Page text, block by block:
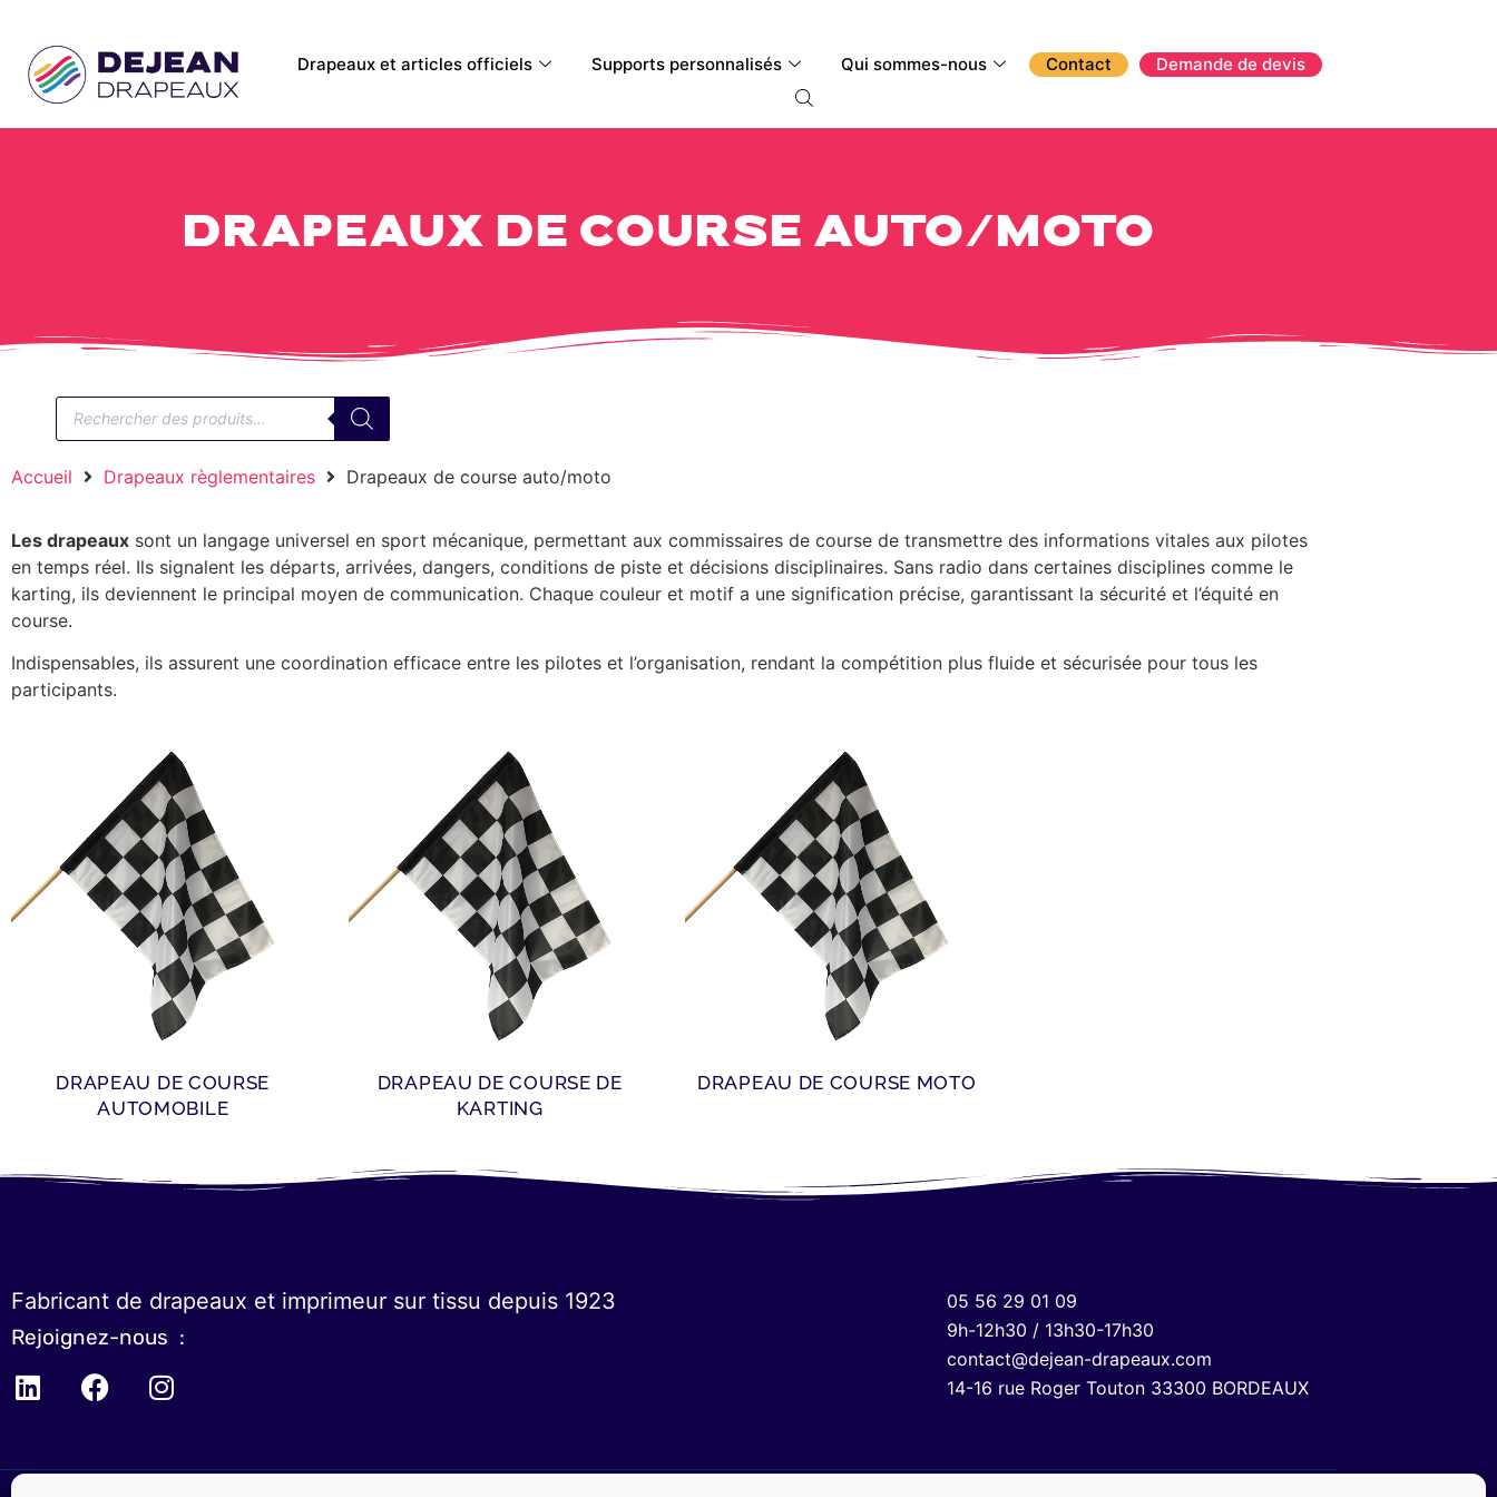
Drapeaux et articles officiels Supports personnalisés Qui sommes-nous Contact Demande de devis
Drapeaux de course auto/moto
Accueil Drapeaux règlementaires Drapeaux de course auto/moto
Les drapeaux sont un langage universel en sport mécanique, permettant aux commissaires de course de transmettre des informations vitales aux pilotes
en temps réel. Ils signalent les départs, arrivées, dangers, conditions de piste et décisions disciplinaires. Sans radio dans certaines disciplines comme le
karting, ils deviennent le principal moyen de communication. Chaque couleur et motif a une signification précise, garantissant la sécurité et l’équité en
course.
Indispensables, ils assurent une coordination efficace entre les pilotes et l’organisation, rendant la compétition plus fluide et sécurisée pour tous les
participants.
DRAPEAU DE COURSE
AUTOMOBILE
DRAPEAU DE COURSE DE
KARTING
DRAPEAU DE COURSE MOTO
Fabricant de drapeaux et imprimeur sur tissu depuis 1923
Rejoignez-nous :
05 56 29 01 09
9h-12h30 / 13h30-17h30
contact@dejean-drapeaux.com
14-16 rue Roger Touton 33300 BORDEAUX